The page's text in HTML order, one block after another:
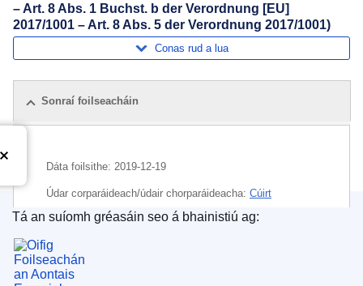
– Art. 8 Abs. 1 Buchst. b der Verordnung [EU]
2017/1001 – Art. 8 Abs. 5 der Verordnung 2017/1001)
Conas rud a lua
Sonraí foilseacháin
Dáta foilsithe: 2019-12-19
Údar corparáideach/údair chorparáideacha: Cúirt
Ghinearálta(Cúirt Bhreithiúnais an Aontais Eorpaigh
Ábhar:
trádmharc cláraithe
Oifig Foilseachán an Aontais Eorpaigh
Tá an suíomh gréasáin seo á bhainistiú ag: